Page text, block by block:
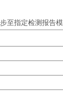
至指定检测报告